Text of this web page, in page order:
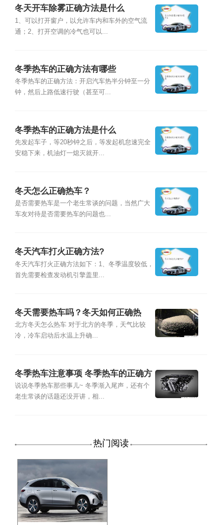
冬天开车除雾正确方法是什么
1、可以打开窗户，以允许车内和车外的空气流
通；2、打开空调的冷气也可以...
冬季热车的正确方法有哪些
冬季热车的正确方法：开启汽车热半分钟至一分
钟，然后上路低速行驶（甚至可...
冬季热车的正确方法是什么
先发起车子，等20秒钟之后，等发起机怠速完全
安稳下来，机油灯一熄灭就开...
冬天怎么正确热车？
是否需要热车是一个老生常谈的问题，当然广大
车友对待是否需要热车的问题也...
冬天汽车打火正确方法?
冬天汽车打火正确方法如下：1、冬季温度较低，
首先需要检查发动机引擎盖里...
冬天需要热车吗？冬天如何正确热
车？
北方冬天怎么热车 对于北方的冬季，天气比较
冷，冷车启动后水温上升确...
冬季热车注意事项 冬季热车的正确方
法
说说冬季热车那些事儿~ 冬季渐入尾声，还有个
老生常谈的话题还没开讲，相...
热门阅读